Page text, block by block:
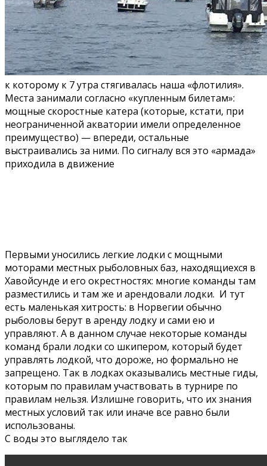
к которому к 7 утра стягивалась наша «флотилия».
Места занимали согласно «купленным билетам»:
мощные скоростные катера (которые, кстати, при
неограниченной акватории имели определенное
преимущество) — впереди, остальные
выстраивались за ними. По сигналу вся это «армада»
приходила в движение
Первыми уносились легкие лодки с мощными
моторами местных рыболовных баз, находящиехся в
Хавойсунде и его окрестностях: многие команды там
разместились и там же и арендовали лодки. И тут
есть маленькая хитрость: в Норвегии обычно
рыболовы берут в аренду лодку и сами ею и
управляют. А в данном случае некоторые команды
команд брали лодки со шкипером, который будет
управлять лодкой, что дороже, но формально не
запрещено. Так в лодках оказывались местные гиды,
которым по правилам участвовать в турнире по
правилам нельзя. Излишне говорить, что их знания
местных условий так или иначе все равно были
использованы.
С воды это выглядело так